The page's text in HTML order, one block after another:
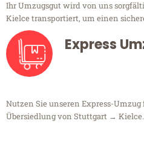
Ihr Umzugsgut wird von uns
Kielce transportiert, um einen
Express
Nutzen Sie unseren Express-
Übersiedlung von Stuttgart → Kielce.